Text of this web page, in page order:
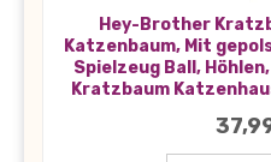
Hey-Brother
Katzenbaum, Mit
Spielzeug Ball,
Kratzbaum